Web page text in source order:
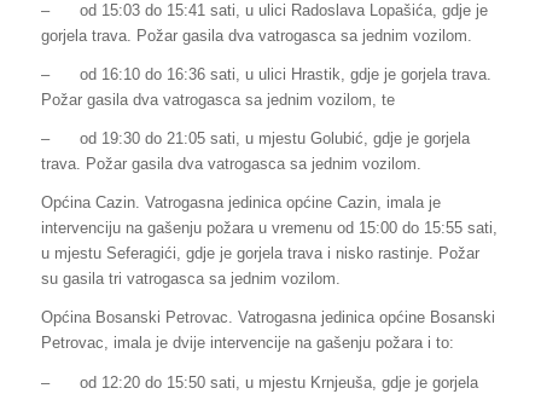
–
od 15:03 do 15:41 sati, u ulici Radoslava Lopašića, gdje je
gorjela trava. Požar gasila dva vatrogasca sa jednim vozilom.
–
od 16:10 do 16:36 sati, u ulici Hrastik, gdje je gorjela trava.
Požar gasila dva vatrogasca sa jednim vozilom, te
–
od 19:30 do 21:05 sati, u mjestu Golubić, gdje je gorjela
trava. Požar gasila dva vatrogasca sa jednim vozilom.
Općina Cazin. Vatrogasna jedinica općine Cazin, imala je
intervenciju na gašenju požara u vremenu od 15:00 do 15:55 sati,
u mjestu Seferagići, gdje je gorjela trava i nisko rastinje. Požar
su gasila tri vatrogasca sa jednim vozilom.
Općina Bosanski Petrovac. Vatrogasna jedinica općine Bosanski
Petrovac, imala je dvije intervencije na gašenju požara i to:
–
od 12:20 do 15:50 sati, u mjestu Krnjeuša, gdje je gorjela